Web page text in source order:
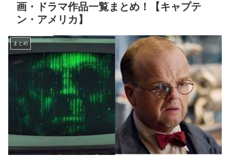
画・ドラマ作品一覧まとめ！【キャプテ
ン・アメリカ】
まとめ